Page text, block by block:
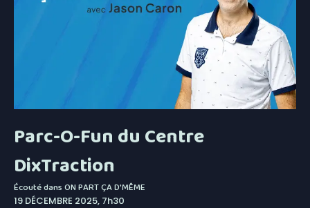
Parc-O-Fun du Centre
DixTraction
Écouté dansON PART ÇA D'MÊME
19 DÉCEMBRE 2025, 7h30